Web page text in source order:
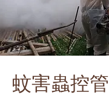
蚊害蟲控管